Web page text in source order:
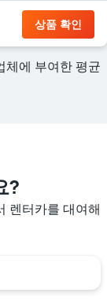
상품 확인
체에 부여한 평균
?
렌터카를 대여해